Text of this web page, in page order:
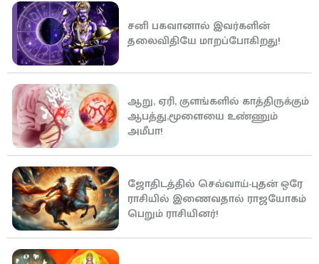
சனி பகவானால் இவர்களின்
தலைவிதியே மாறப்போகிறது!
ஆறு, ஏரி, குளங்களில் காத்திருக்கும்
ஆபத்து,மூளையை உண்ணும்
அமீபா!
ஜோதிடத்தில் செவ்வாய்-புதன் ஒரே
ராசியில் இணைவதால் ராஜயோகம்
பெறும் ராசியினர்!